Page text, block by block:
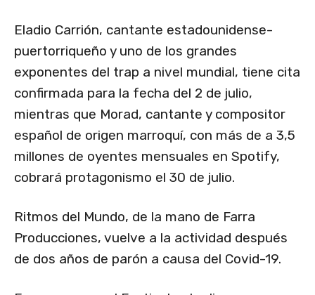
Eladio Carrión, cantante estadounidense-
puertorriqueño y uno de los grandes
exponentes del trap a nivel mundial, tiene cita
confirmada para la fecha del 2 de julio,
mientras que Morad, cantante y compositor
español de origen marroquí, con más de a 3,5
millones de oyentes mensuales en Spotify,
cobrará protagonismo el 30 de julio.
Ritmos del Mundo, de la mano de Farra
Producciones, vuelve a la actividad después
de dos años de parón a causa del Covid-19.